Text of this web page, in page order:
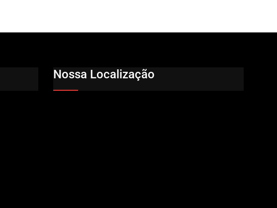
Nossa Localização